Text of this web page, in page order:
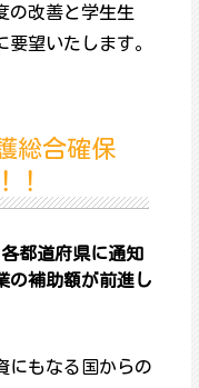
の改善と学生生
望いたします。
総合確保
！
都道府県に通知
の補助額が前進し
にもなる国からの